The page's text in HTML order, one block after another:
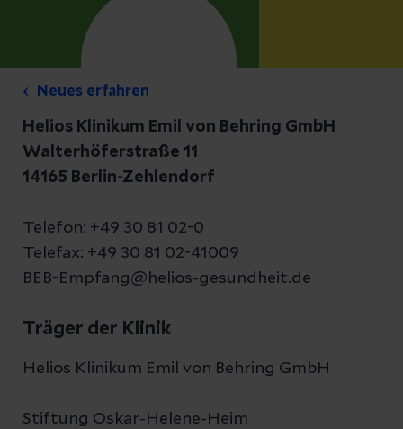
Neues erfahren
Helios Klinikum Emil von Behring GmbH
Walterhöferstraße 11
14165 Berlin-Zehlendorf
Telefon: +49 30 81 02-0
Telefax: +49 30 81 02-41009
BEB-Empfang@helios-gesundheit.de
Träger der Klinik
Helios Klinikum Emil von Behring GmbH
Stiftung Oskar-Helene-Heim